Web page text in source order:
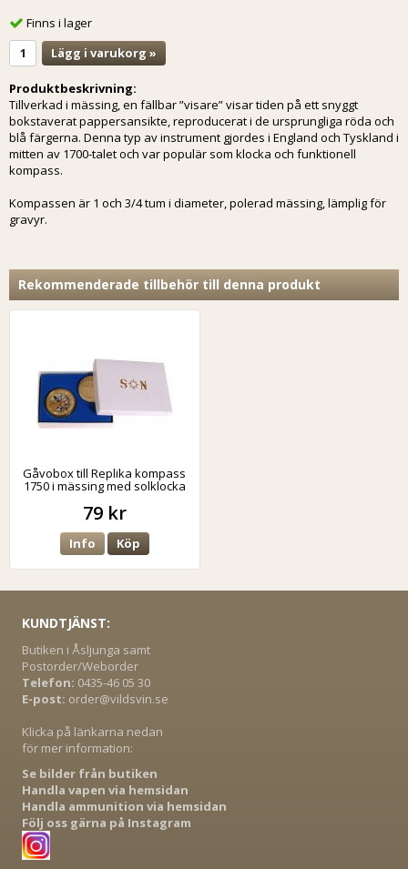
Finns i lager
Lägg i varukorg »
Produktbeskrivning:
Tillverkad i mässing, en fällbar ”visare” visar tiden på ett snyggt
bokstaverat pappersansikte, reproducerat i de ursprungliga röda och
blå färgerna. Denna typ av instrument gjordes i England och Tyskland i
mitten av 1700-talet och var populär som klocka och funktionell
kompass.
Kompassen är 1 och 3/4 tum i diameter, polerad mässing, lämplig för
gravyr.
Rekommenderade tillbehör till denna produkt
Gåvobox till Replika kompass
1750 i mässing med solklocka
79 kr
Info Köp
KUNDTJÄNST:
Butiken i Åsljunga samt
Postorder/Weborder
Telefon: 0435-46 05 30
E-post: order@vildsvin.se
Klicka på länkarna nedan
för mer information:
Se bilder från butiken
Handla vapen via hemsidan
Handla ammunition via hemsidan
Följ oss gärna på Instagram